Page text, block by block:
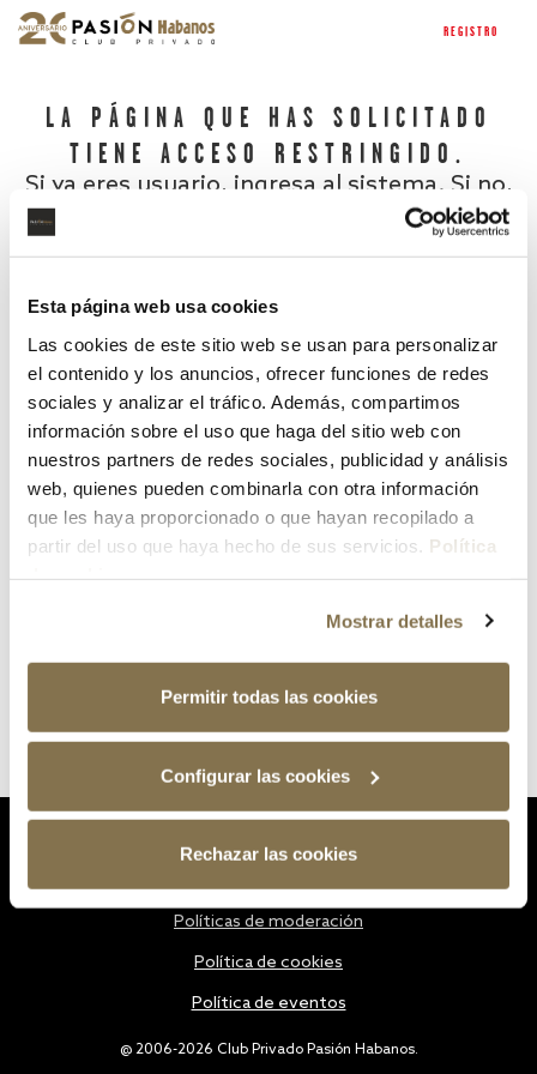
Esta página web usa cookies
Las cookies de este sitio web se usan para personalizar
el contenido y los anuncios, ofrecer funciones de redes
sociales y analizar el tráfico. Además, compartimos
información sobre el uso que haga del sitio web con
nuestros partners de redes sociales, publicidad y análisis
web, quienes pueden combinarla con otra información
que les haya proporcionado o que hayan recopilado a
partir del uso que haya hecho de sus servicios. Política
Mostrar detalles
Permitir todas las cookies
Configurar las cookies
Rechazar las cookies
REGISTRO
LA PÁGINA QUE HAS SOLICITADO
TIENE ACCESO RESTRINGIDO.
Si ya eres usuario, ingresa al sistema. Si no,
¿Has olvidado tu contraseña?
@ 2006-2026 Club Privado Pasión Habanos.
Políticas de moderación
Política de cookies
Política de eventos